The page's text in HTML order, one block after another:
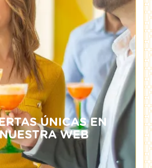
ÚNICAS EN
WEB